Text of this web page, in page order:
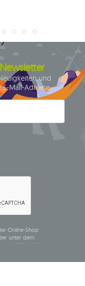
und
Mail-Adresse:
Online-Shop
unter dem
tätig ist, in